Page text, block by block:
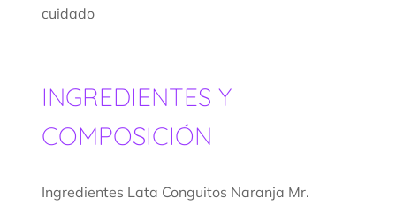
cuidado
INGREDIENTES Y
COMPOSICIÓN
Ingredientes Lata Conguitos Naranja Mr.